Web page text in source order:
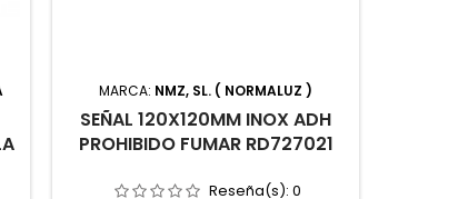
MARCA: NMZ, SL. ( NORMALUZ )
SEÑAL 120X120MM INOX ADH
PROHIBIDO FUMAR RD727021
Reseña(s): 0